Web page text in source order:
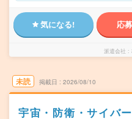
気になる! 応
派遣会社
未読 掲載日 2026/08/10
宇宙・防衛・サイバ